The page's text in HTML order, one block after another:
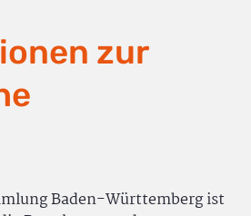
zur
Baden-Württemberg ist